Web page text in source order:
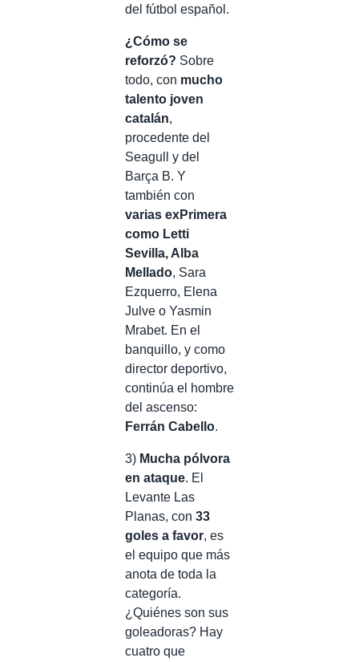
del fútbol español.
¿Cómo se
reforzó? Sobre
todo, con mucho
talento joven
catalán,
procedente del
Seagull y del
Barça B. Y
también con
varias exPrimera
como Letti
Sevilla, Alba
Mellado, Sara
Ezquerro, Elena
Julve o Yasmin
Mrabet. En el
banquillo, y como
director deportivo,
continúa el hombre
del ascenso:
Ferrán Cabello.
3) Mucha pólvora
en ataque. El
Levante Las
Planas, con 33
goles a favor, es
el equipo que más
anota de toda la
categoría.
¿Quiénes son sus
goleadoras? Hay
cuatro que